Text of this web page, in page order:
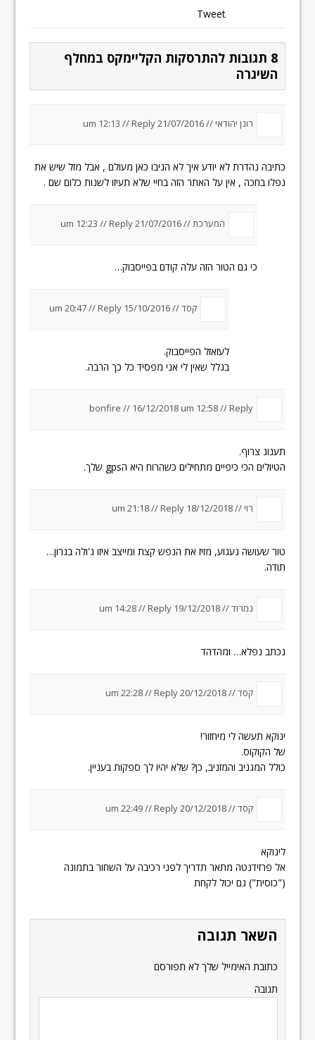
Tweet
8 תגובות להתרסקות הקליימקס במחלף
השיגרה
רונן יהודאי //21/07/2016 um 12:13
//Reply
כתיבה נהדרת לא יודע איך לא הגיבו כאן מעולם , אבל מזל שיש את
נפלו בחכה , אין על האתר הזה בחיי שלא תעיזו לשנות כלום שם .
המערכת //21/07/2016 um 12:23
//Reply
כי גם הטור הזה עלה קודם בפייסבוק…
קסד //15/10/2016 um 20:47
//Reply
לעזאזל הפייסבוק.
בגלל שאין לי אני מפסיד כל כך הרבה.
bonfire // 16/12/2018 um 12:58//Reply
תענוג צרוף.
הטיולים הכי כיפיים מתחילים כשהרוח היא הgps שלך.
רוי //18/12/2018 um 21:18
//Reply
טור שעושה געגוע, מזיז את הנפש קצת ומייצב איזו ג'ולה בגרון…
תודה.
נמרוד //19/12/2018 um 14:28
//Reply
נכתב נפלא… ומהדהד
קסד //20/12/2018 um 22:28
//Reply
ינוקא תעשה לי מיחזור!
של הקוקוס.
כולל המגניב והמזניב, כן? שלא יהיו לך ספקות בעניין.
קסד //20/12/2018 um 22:49
//Reply
לינוקא
אל פרזידנטה מתאר תדריך לפני רכיבה על השחור בתמונה
("כוסית") גם יכול לקחת
השאר תגובה
כתובת האימייל שלך לא תפורסם
תגובה